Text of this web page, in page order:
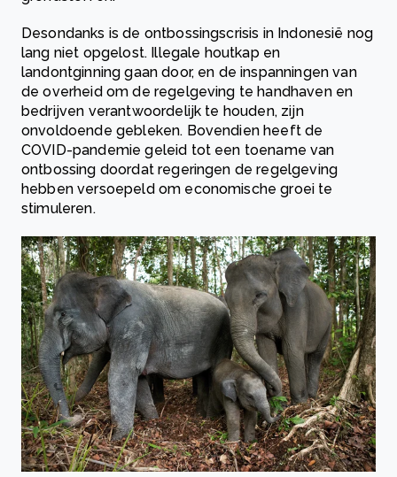
Desondanks is de ontbossingscrisis in Indonesië nog
lang niet opgelost. Illegale houtkap en
landontginning gaan door, en de inspanningen van
de overheid om de regelgeving te handhaven en
bedrijven verantwoordelijk te houden, zijn
onvoldoende gebleken. Bovendien heeft de
COVID-pandemie geleid tot een toename van
ontbossing doordat regeringen de regelgeving
hebben versoepeld om economische groei te
stimuleren.